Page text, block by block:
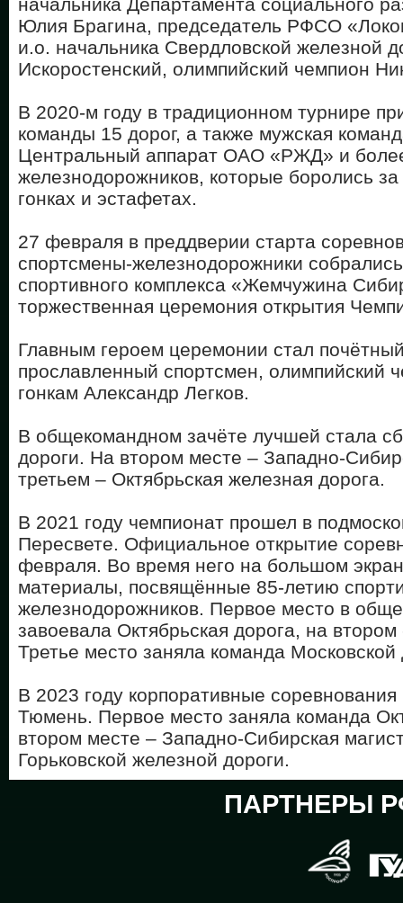
Юлия Брагина, председатель РФСО
и.о. начальника Свердловской железной
Искоростенский, олимпийский чемпион
В 2020-м году в традиционном турнире
команды 15 дорог, а также мужская
Центральный аппарат ОАО «РЖД» и
железнодорожников, которые боролись
гонках и эстафетах.
27 февраля в преддверии старта
спортсмены-железнодорожники
спортивного комплекса «Жемчужина
торжественная церемония открытия
Главным героем церемонии стал
прославленный спортсмен, олимпийский
гонкам Александр Легков.
В общекомандном зачёте лучшей стала
дороги. На втором месте – Западно-
третьем – Октябрьская железная дорога.
В 2021 году чемпионат прошел в
Пересвете. Официальное открытие
февраля. Во время него на большом
материалы, посвящённые 85-летию
железнодорожников. Первое место в
завоевала Октябрьская дорога, на втором
Третье место заняла команда
В 2023 году корпоративные
Тюмень. Первое место заняла команда
втором месте – Западно-Сибирская
Горьковской железной дороги.
ПАРТНЕРЫ